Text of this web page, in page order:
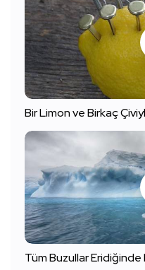
Bir Limon ve Birkaç
Tüm Buzullar